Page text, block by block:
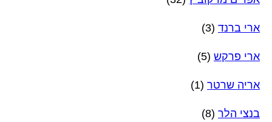
ארי ברנד (3)
ארי פרקש (5)
אריה שרטר (1)
בנצי הלר (8)